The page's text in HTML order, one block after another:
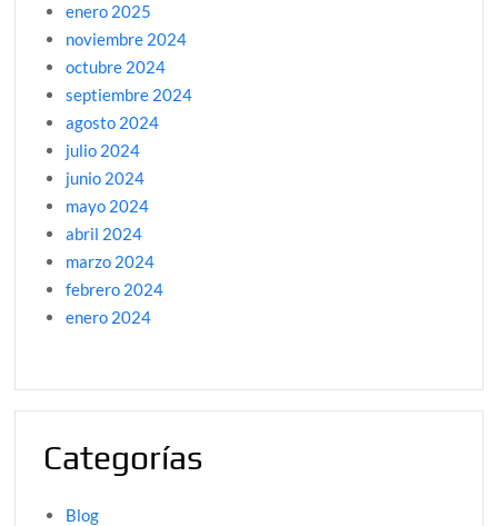
enero 2025
noviembre 2024
octubre 2024
septiembre 2024
agosto 2024
julio 2024
junio 2024
mayo 2024
abril 2024
marzo 2024
febrero 2024
enero 2024
Categorías
Blog